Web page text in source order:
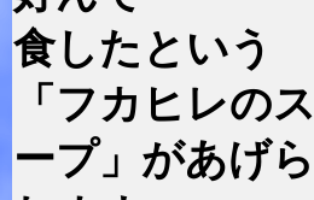
食したという
「フカヒレのス
ープ」があげら